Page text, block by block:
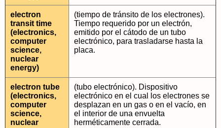
electron
transit time
(electronics,
computer
science,
nuclear
energy)
(tiempo de tránsito de los electrones).
Tiempo requerido por un electrón,
emitido por el cátodo de un tubo
electrónico, para trasladarse hasta la
placa.
electron tube
(electronics,
computer
science,
nuclear
(tubo electrónico). Dispositivo
electrónico en el cual los electrones se
desplazan en un gas o en el vacío, en
el interior de una envuelta
herméticamente cerrada.